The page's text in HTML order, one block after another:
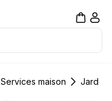
Services maison Jardin